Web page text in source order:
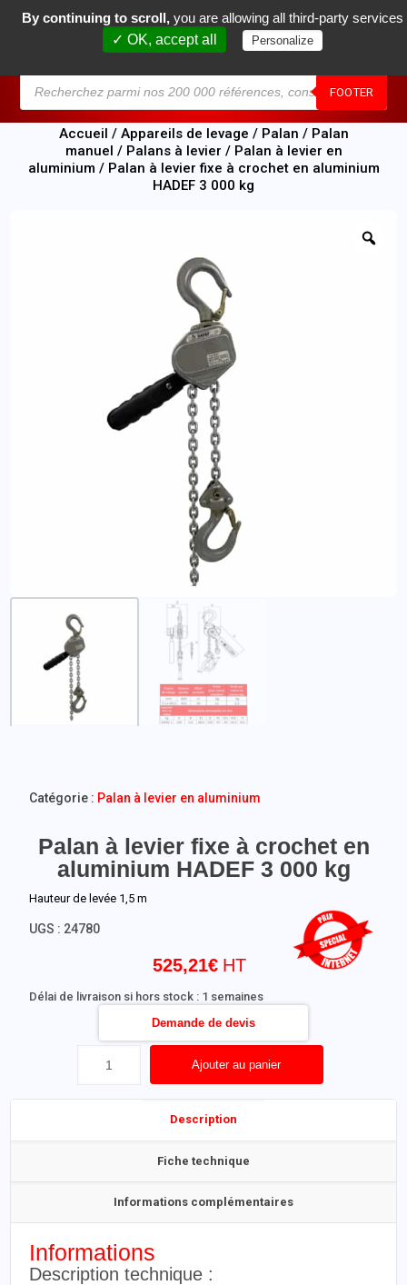
FOOTER
0
Accueil / Appareils de levage / Palan / Palan
manuel / Palans à levier / Palan à levier en
aluminium / Palan à levier fixe à crochet en aluminium
HADEF 3 000 kg
Palan à levier fixe à crochet en
aluminium HADEF 3 000 kg
525,21€
Délai de livraison si hors stock : 1 semaines
Hauteur de levée 1,5 m
Ajouter au panier
Demande de devis
UGS : 24780
Catégorie : Palan à levier en aluminium
Description
Fiche technique
Informations complémentaires
Informations
Description technique :
By continuing to scroll, you are allowing all third-party services
✓ OK, accept all
Personalize